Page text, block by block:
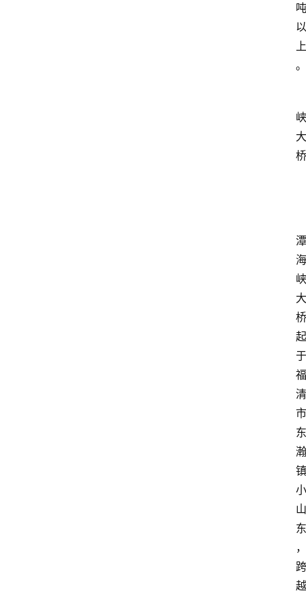
吨
以
上
。
峡
大
桥
潭
海
峡
大
桥
起
于
福
清
市
东
瀚
镇
小
山
东
，
跨
越